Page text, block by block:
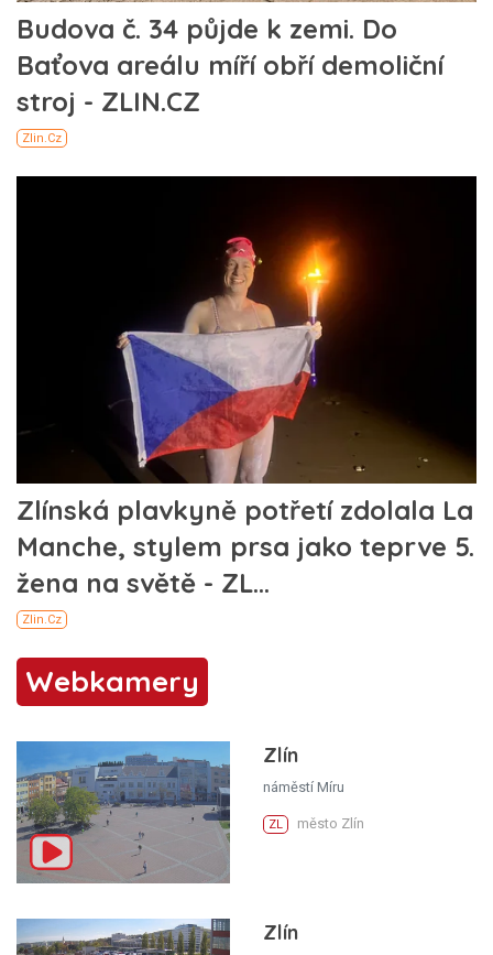
Webkamery
Zlín
náměstí Míru
ZL město Zlín
Zlín